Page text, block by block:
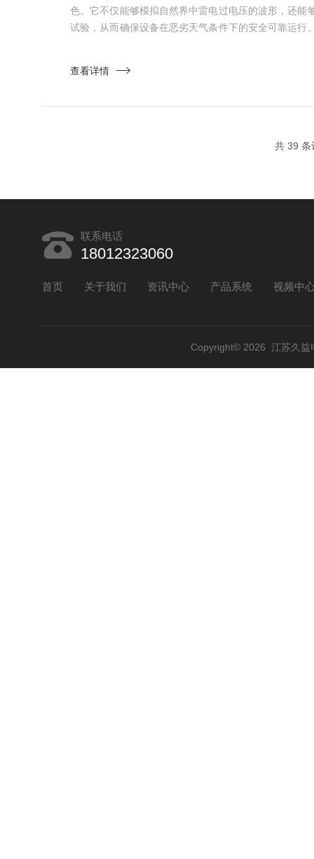
色。它不仅能够模拟自然界中雷电过电压的波形，还能
试验，从而确保设备在恶劣天气条件下的安全可靠运行
源、电荷/放电装置、脉冲控制器以及测试样品接口等。
查看详情
共 39
联系电话
18012323060
首页 关于我们 资讯中心 产品系统 视频中
Copyright© 2026 江苏久